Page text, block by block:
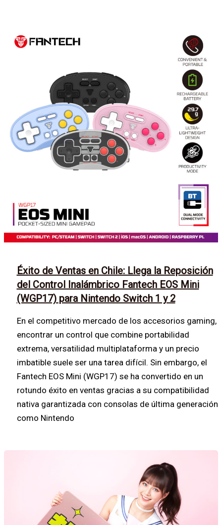
Éxito de Ventas en Chile: Llega la Reposición
del Control Inalámbrico Fantech EOS Mini
(WGP17) para Nintendo Switch 1 y 2
En el competitivo mercado de los accesorios gaming,
encontrar un control que combine portabilidad
extrema, versatilidad multiplataforma y un precio
imbatible suele ser una tarea difícil. Sin embargo, el
Fantech EOS Mini (WGP17) se ha convertido en un
rotundo éxito en ventas gracias a su compatibilidad
nativa garantizada con consolas de última generación
como Nintendo